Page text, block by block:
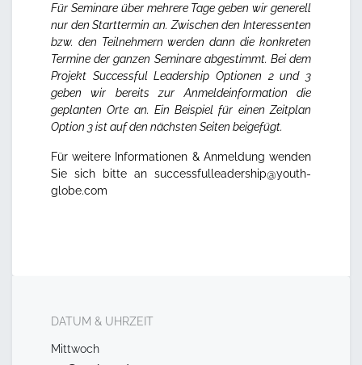
Für Seminare über mehrere Tage geben wir generell
nur den Starttermin an. Zwischen den Interessenten
bzw. den Teilnehmern werden dann die konkreten
Termine der ganzen Seminare abgestimmt. Bei dem
Projekt Successful Leadership Optionen 2 und 3
geben wir bereits zur Anmeldeinformation die
geplanten Orte an. Ein Beispiel für einen Zeitplan
Option 3 ist auf den nächsten Seiten beigefügt.
Für weitere Informationen & Anmeldung wenden
Sie sich bitte an successfulleadership@youth-
globe.com
DATUM & UHRZEIT
Mittwoch